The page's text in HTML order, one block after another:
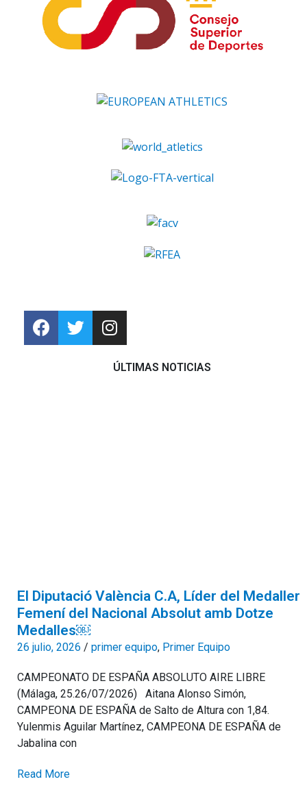
ÚLTIMAS NOTICIAS
El Diputació València C.A, Líder del Medaller
Femení del Nacional Absolut amb Dotze
Medalles￼
26 julio, 2026 / primer equipo, Primer Equipo
CAMPEONATO DE ESPAÑA ABSOLUTO AIRE LIBRE
(Málaga, 25.26/07/2026) Aitana Alonso Simón,
CAMPEONA DE ESPAÑA de Salto de Altura con 1,84.
Yulenmis Aguilar Martínez, CAMPEONA DE ESPAÑA de
Jabalina con
Read More